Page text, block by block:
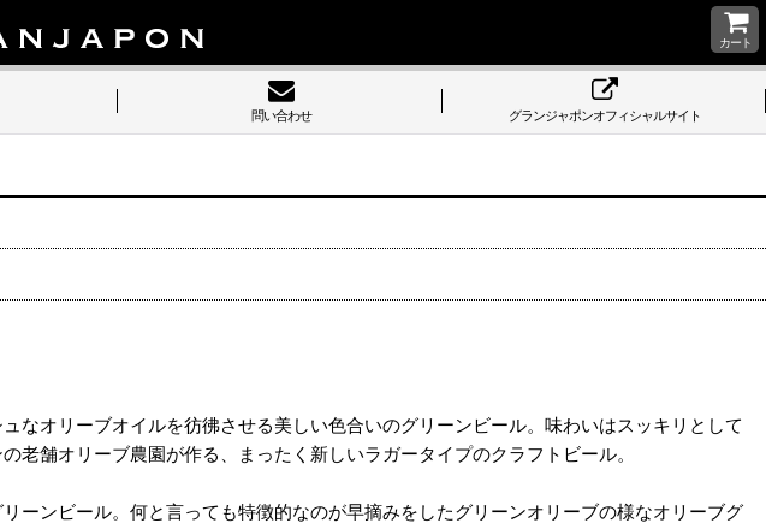
カート
問い合わせ グランジャポンオフィシャルサイト
オリーブオイルを彷彿させる美しい色合いのグリーンビール。味わいはスッキリとして
舗オリーブ農園が作る、まったく新しいラガータイプのクラフトビール。
ーンビール。何と言っても特徴的なのが早摘みをしたグリーンオリーブの様なオリーブグ